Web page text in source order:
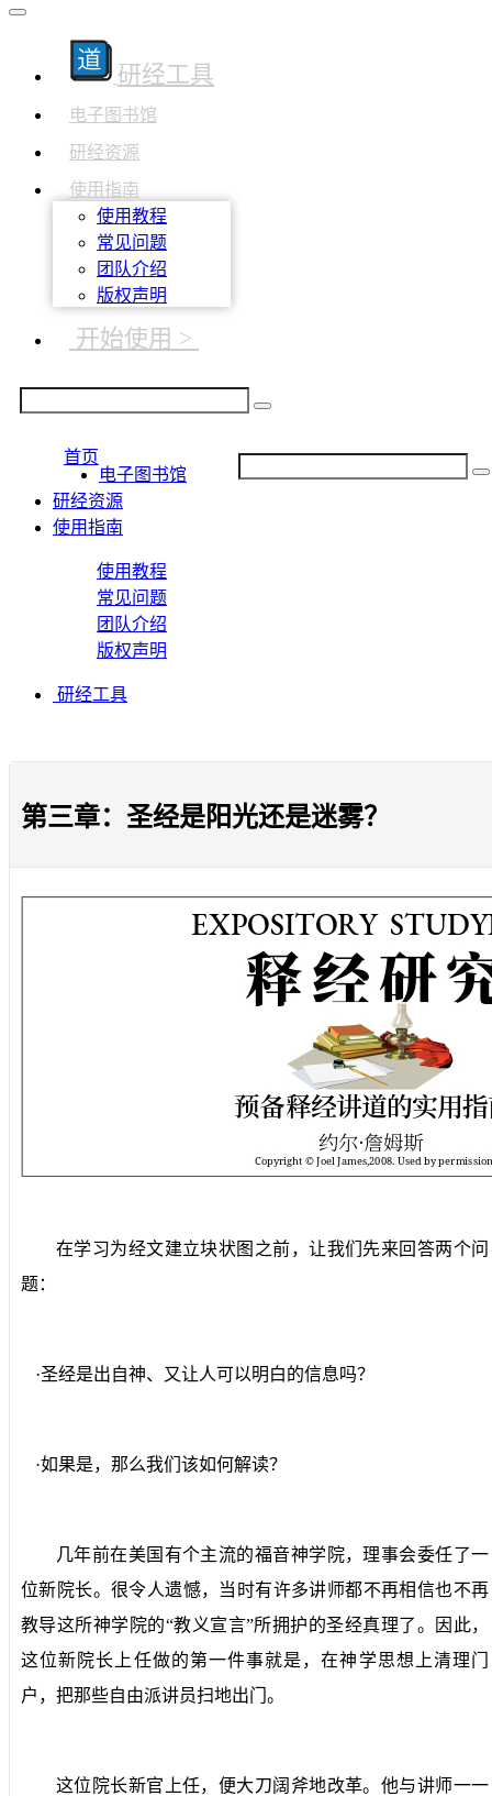
研经工具
电子图书馆
研经资源
使用指南
使用教程
常见问题
团队介绍
版权声明
开始使用 >
首页
电子图书馆
研经资源
使用指南
使用教程
常见问题
团队介绍
版权声明
研经工具
第三章：圣经是阳光还是迷雾？
在学习为经文建立块状图之前，让我们先来回答两个问
题：
·圣经是出自神、又让人可以明白的信息吗？
·如果是，那么我们该如何解读？
几年前在美国有个主流的福音神学院，理事会委任了一
位新院长。很令人遗憾，当时有许多讲师都不再相信也不再
教导这所神学院的“教义宣言”所拥护的圣经真理了。因此，
这位新院长上任做的第一件事就是，在神学思想上清理门
户，把那些自由派讲员扫地出门。
这位院长新官上任，便大刀阔斧地改革。他与讲师一一